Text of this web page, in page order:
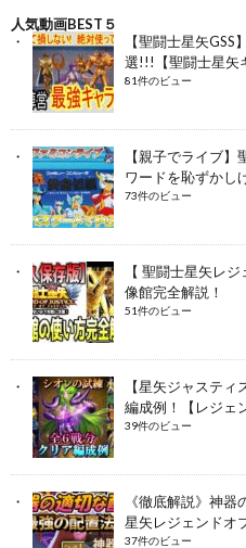
人気動画BEST５
【聖闘士星矢
選!!!【聖闘士星矢
81件のビュー
【親子でライブ
ワードを恥ずかし
73件のビュー
【 聖闘士星矢レ
像館完全解説！
51件のビュー
【星矢ジャステ
編成例！【レジェ
39件のビュー
《徹底解説》神
星矢レジェンドオ
37件のビュー